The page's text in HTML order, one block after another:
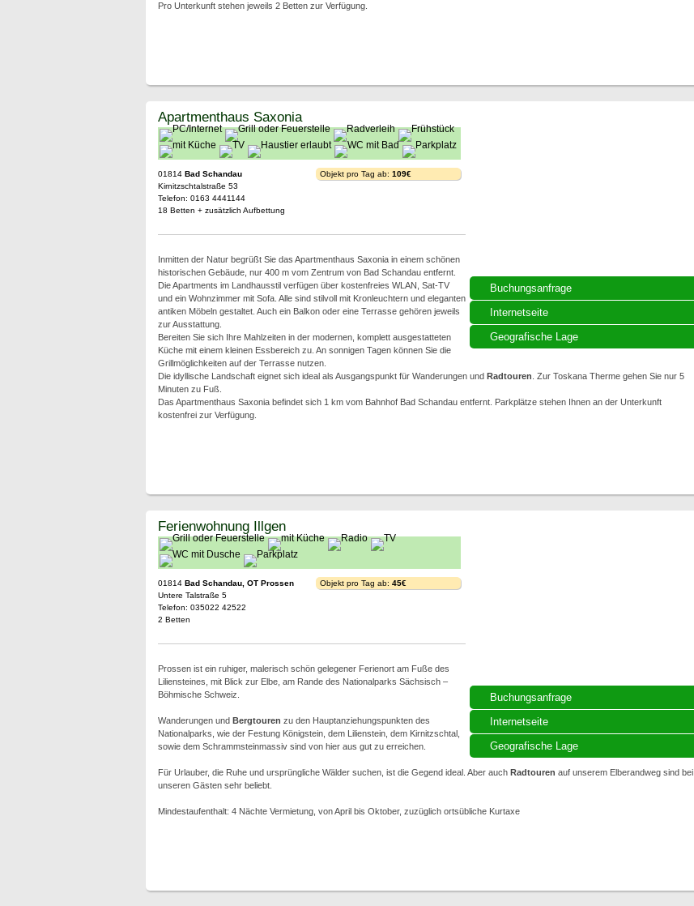
Pro Unterkunft stehen jeweils 2 Betten zur Verfügung.
Buchungsanfrage
Internetseite
Geografische Lage
Apartmenthaus Saxonia
01814 Bad Schandau
Kirnitzschtalstraße 53
Telefon: 0163 4441144
18 Betten + zusätzlich Aufbettung
Objekt pro Tag ab: 109€
Inmitten der Natur begrüßt Sie das Apartmenthaus Saxonia in einem schönen
historischen Gebäude, nur 400 m vom Zentrum von Bad Schandau entfernt.
Die Apartments im Landhausstil verfügen über kostenfreies WLAN, Sat-TV
und ein Wohnzimmer mit Sofa. Alle sind stilvoll mit Kronleuchtern und eleganten
antiken Möbeln gestaltet. Auch ein Balkon oder eine Terrasse gehören jeweils
zur Ausstattung.
Bereiten Sie sich Ihre Mahlzeiten in der modernen, komplett ausgestatteten
Küche mit einem kleinen Essbereich zu. An sonnigen Tagen können Sie die
Grillmöglichkeiten auf der Terrasse nutzen.
Die idyllische Landschaft eignet sich ideal als Ausgangspunkt für Wanderungen und Radtouren . Zur Toskana Therme gehen Sie nur 5
Minuten zu Fuß.
Das Apartmenthaus Saxonia befindet sich 1 km vom Bahnhof Bad Schandau entfernt. Parkplätze stehen Ihnen an der Unterkunft
kostenfrei zur Verfügung.
Buchungsanfrage
Internetseite
Geografische Lage
Ferienwohnung Illgen
01814 Bad Schandau, OT Prossen
Untere Talstraße 5
Telefon: 035022 42522
2 Betten
Objekt pro Tag ab: 45€
Prossen ist ein ruhiger, malerisch schön gelegener Ferienort am Fuße des
Liliensteines, mit Blick zur Elbe, am Rande des Nationalparks Sächsisch –
Böhmische Schweiz.
Wanderungen und Bergtouren zu den Hauptanziehungspunkten des
Nationalparks, wie der Festung Königstein, dem Lilienstein, dem Kirnitzschtal,
sowie dem Schrammsteinmassiv sind von hier aus gut zu erreichen.
Für Urlauber, die Ruhe und ursprüngliche Wälder suchen, ist die Gegend ideal. Aber auch Radtouren auf unserem Elberandweg sind bei
unseren Gästen sehr beliebt.
Mindestaufenthalt: 4 Nächte Vermietung, von April bis Oktober, zuzüglich ortsübliche Kurtaxe